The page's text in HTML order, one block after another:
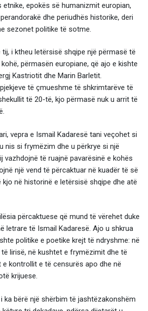
epokës së humanizmit europian,
dhe periudhës historike, deri
sezonet politike të sotme.
tij, i ktheu letërsisë shqipe një përmasë të
përmasën europiane, që ajo e kishte
Kastriotit dhe Marin Barletit.
të çmueshme të shkrimtarëve të
të 20-të, kjo përmasë nuk u arrit të
vepra e Ismail Kadaresë tani veçohet si
nis si frymëzim dhe u përkrye si një
vazhdojnë të ruajnë pavarësinë e kohës
një vend të përcaktuar në kuadër të së
kjo në historinë e letërsisë shqipe dhe atë
përcaktuese që mund të vërehet duke
letrare të Ismail Kadaresë. Ajo u shkrua
politike e poetike krejt të ndryshme: në
lirisë, në kushtet e frymëzimit dhe të
kontrollit e të censurës apo dhe në
krijuese.
ka bërë një shërbim të jashtëzakonshëm